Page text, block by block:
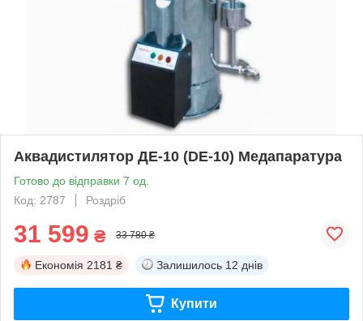
Аквадистилятор ДЕ-10 (DE-10) Медапаратура
Готово до відправки 7 од.
Код: 2787
Роздріб
31 599 ₴ 33 780 ₴
Економія 2181 ₴ Залишилось 12 днів
Купити